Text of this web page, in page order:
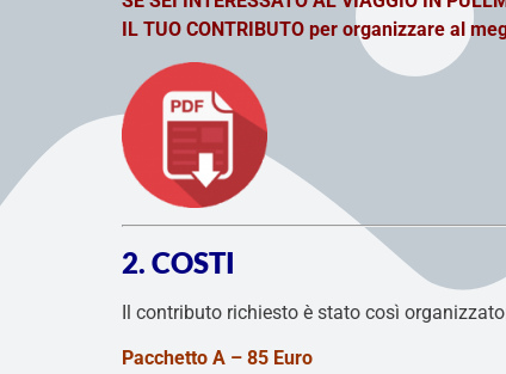
IL TUO CONTRIBUTO per organizzare al
2. COSTI
Il contributo richiesto è stato così
Pacchetto A – 85 Euro